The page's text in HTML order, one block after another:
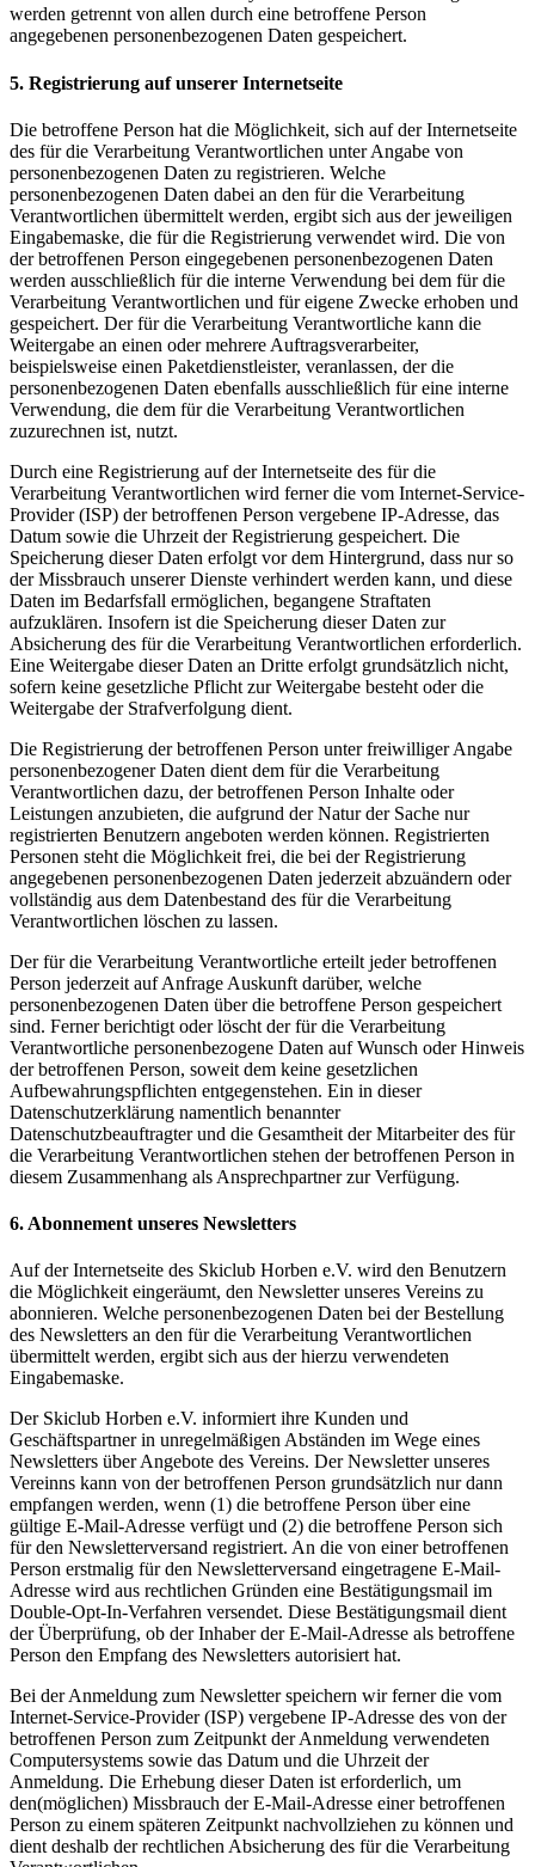
werden getrennt von allen durch eine betroffene Person
angegebenen personenbezogenen Daten gespeichert.
5. Registrierung auf unserer Internetseite
Die betroffene Person hat die Möglichkeit, sich auf der Internetseite
des für die Verarbeitung Verantwortlichen unter Angabe von
personenbezogenen Daten zu registrieren. Welche
personenbezogenen Daten dabei an den für die Verarbeitung
Verantwortlichen übermittelt werden, ergibt sich aus der jeweiligen
Eingabemaske, die für die Registrierung verwendet wird. Die von
der betroffenen Person eingegebenen personenbezogenen Daten
werden ausschließlich für die interne Verwendung bei dem für die
Verarbeitung Verantwortlichen und für eigene Zwecke erhoben und
gespeichert. Der für die Verarbeitung Verantwortliche kann die
Weitergabe an einen oder mehrere Auftragsverarbeiter,
beispielsweise einen Paketdienstleister, veranlassen, der die
personenbezogenen Daten ebenfalls ausschließlich für eine interne
Verwendung, die dem für die Verarbeitung Verantwortlichen
zuzurechnen ist, nutzt.
Durch eine Registrierung auf der Internetseite des für die
Verarbeitung Verantwortlichen wird ferner die vom Internet-Service-
Provider (ISP) der betroffenen Person vergebene IP-Adresse, das
Datum sowie die Uhrzeit der Registrierung gespeichert. Die
Speicherung dieser Daten erfolgt vor dem Hintergrund, dass nur so
der Missbrauch unserer Dienste verhindert werden kann, und diese
Daten im Bedarfsfall ermöglichen, begangene Straftaten
aufzuklären. Insofern ist die Speicherung dieser Daten zur
Absicherung des für die Verarbeitung Verantwortlichen erforderlich.
Eine Weitergabe dieser Daten an Dritte erfolgt grundsätzlich nicht,
sofern keine gesetzliche Pflicht zur Weitergabe besteht oder die
Weitergabe der Strafverfolgung dient.
Die Registrierung der betroffenen Person unter freiwilliger Angabe
personenbezogener Daten dient dem für die Verarbeitung
Verantwortlichen dazu, der betroffenen Person Inhalte oder
Leistungen anzubieten, die aufgrund der Natur der Sache nur
registrierten Benutzern angeboten werden können. Registrierten
Personen steht die Möglichkeit frei, die bei der Registrierung
angegebenen personenbezogenen Daten jederzeit abzuändern oder
vollständig aus dem Datenbestand des für die Verarbeitung
Verantwortlichen löschen zu lassen.
Der für die Verarbeitung Verantwortliche erteilt jeder betroffenen
Person jederzeit auf Anfrage Auskunft darüber, welche
personenbezogenen Daten über die betroffene Person gespeichert
sind. Ferner berichtigt oder löscht der für die Verarbeitung
Verantwortliche personenbezogene Daten auf Wunsch oder Hinweis
der betroffenen Person, soweit dem keine gesetzlichen
Aufbewahrungspflichten entgegenstehen. Ein in dieser
Datenschutzerklärung namentlich benannter
Datenschutzbeauftragter und die Gesamtheit der Mitarbeiter des für
die Verarbeitung Verantwortlichen stehen der betroffenen Person in
diesem Zusammenhang als Ansprechpartner zur Verfügung.
6. Abonnement unseres Newsletters
Auf der Internetseite des Skiclub Horben e.V. wird den Benutzern
die Möglichkeit eingeräumt, den Newsletter unseres Vereins zu
abonnieren. Welche personenbezogenen Daten bei der Bestellung
des Newsletters an den für die Verarbeitung Verantwortlichen
übermittelt werden, ergibt sich aus der hierzu verwendeten
Eingabemaske.
Der Skiclub Horben e.V. informiert ihre Kunden und
Geschäftspartner in unregelmäßigen Abständen im Wege eines
Newsletters über Angebote des Vereins. Der Newsletter unseres
Vereinns kann von der betroffenen Person grundsätzlich nur dann
empfangen werden, wenn (1) die betroffene Person über eine
gültige E-Mail-Adresse verfügt und (2) die betroffene Person sich
für den Newsletterversand registriert. An die von einer betroffenen
Person erstmalig für den Newsletterversand eingetragene E-Mail-
Adresse wird aus rechtlichen Gründen eine Bestätigungsmail im
Double-Opt-In-Verfahren versendet. Diese Bestätigungsmail dient
der Überprüfung, ob der Inhaber der E-Mail-Adresse als betroffene
Person den Empfang des Newsletters autorisiert hat.
Bei der Anmeldung zum Newsletter speichern wir ferner die vom
Internet-Service-Provider (ISP) vergebene IP-Adresse des von der
betroffenen Person zum Zeitpunkt der Anmeldung verwendeten
Computersystems sowie das Datum und die Uhrzeit der
Anmeldung. Die Erhebung dieser Daten ist erforderlich, um
den(möglichen) Missbrauch der E-Mail-Adresse einer betroffenen
Person zu einem späteren Zeitpunkt nachvollziehen zu können und
dient deshalb der rechtlichen Absicherung des für die Verarbeitung